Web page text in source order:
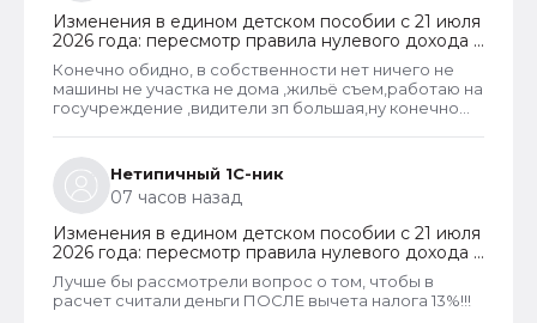
Изменения в едином детском пособии с 21 июля
2026 года: пересмотр правила нулевого дохода и
новый порядок оформления пособий по месту
пребывания
Конечно обидно, в собственности нет ничего не
машины не участка не дома ,жильё съем,работаю на
госучреждение ,видители зп большая,ну конечно
копейки налогов и счастлив!И чему наше
государство учит врать, недопоказывать свои
доходы!И ты лох работая на государство и вме
показываешь чисто!
Нетипичный 1С-ник
07 часов назад
Изменения в едином детском пособии с 21 июля
2026 года: пересмотр правила нулевого дохода и
новый порядок оформления пособий по месту
пребывания
Лучше бы рассмотрели вопрос о том, чтобы в
расчет считали деньги ПОСЛЕ вычета налога 13%!!!